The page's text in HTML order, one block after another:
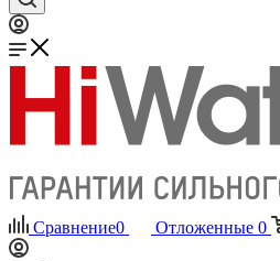
Сравнение0 Отложенные 0